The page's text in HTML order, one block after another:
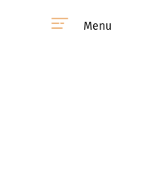
Menu